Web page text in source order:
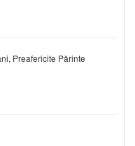
Preafericite Părinte